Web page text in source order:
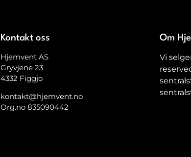
Kontakt oss
Hjemvent AS
Gryvjene 23
4332 Figgjo
kontakt@hjemvent.no
Org.no 835090442
Om
Vi